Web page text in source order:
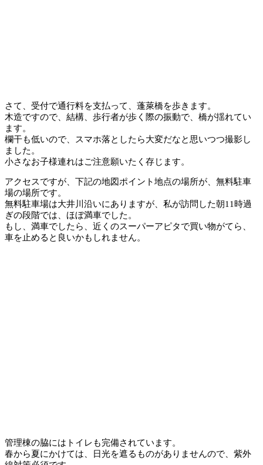
さて、受付で通行料を支払って、蓬萊橋を歩きます。
木造ですので、結構、歩行者が歩く際の振動で、橋が揺れてい
ます。
欄干も低いので、スマホ落としたら大変だなと思いつつ撮影し
ました。
小さなお子様連れはご注意願いたく存じます。
アクセスですが、下記の地図ポイント地点の場所が、無料駐車
場の場所です。
無料駐車場は大井川沿いにありますが、私が訪問した朝11時過
ぎの段階では、ほぼ満車でした。
もし、満車でしたら、近くのスーパーアピタで買い物がてら、
車を止めると良いかもしれません。
管理棟の脇にはトイレも完備されています。
春から夏にかけては、日光を遮るものがありませんので、紫外